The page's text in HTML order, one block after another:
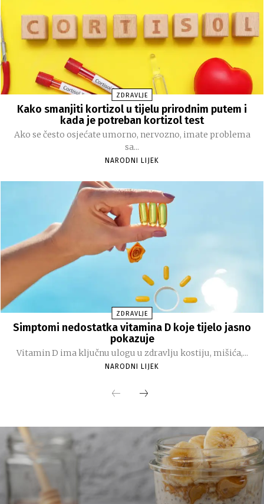
ZDRAVLJE
Kako smanjiti kortizol u tijelu prirodnim putem i
kada je potreban kortizol test
Ako se često osjećate umorno, nervozno, imate problema
sa...
NARODNI LIJEK
ZDRAVLJE
Simptomi nedostatka vitamina D koje tijelo jasno
pokazuje
Vitamin D ima ključnu ulogu u zdravlju kostiju, mišića,...
NARODNI LIJEK